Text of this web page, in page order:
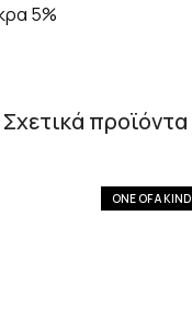
5%
Σχετικά προϊόντα
ONE OF A KIND